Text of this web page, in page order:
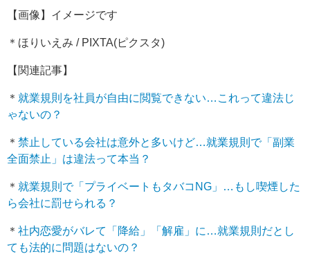
【画像】イメージです
＊ほりいえみ / PIXTA(ピクスタ)
【関連記事】
＊ 就業規則を社員が自由に閲覧できない…これって違法じ
ゃないの？
＊ 禁止している会社は意外と多いけど…就業規則で「副業
全面禁止」は違法って本当？
＊ 就業規則で「プライベートもタバコNG」…もし喫煙した
ら会社に罰せられる？
＊ 社内恋愛がバレて「降給」「解雇」に…就業規則だとし
ても法的に問題はないの？